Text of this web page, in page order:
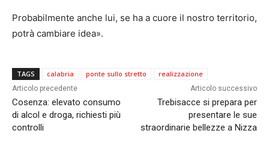
Probabilmente anche lui, se ha a cuore il nostro territorio,
potrà cambiare idea».
TAGS calabria ponte sullo stretto realizzazione
Articolo precedente
Cosenza: elevato consumo
di alcol e droga, richiesti più
controlli
Articolo successivo
Trebisacce si prepara per
presentare le sue
straordinarie bellezze a Nizza